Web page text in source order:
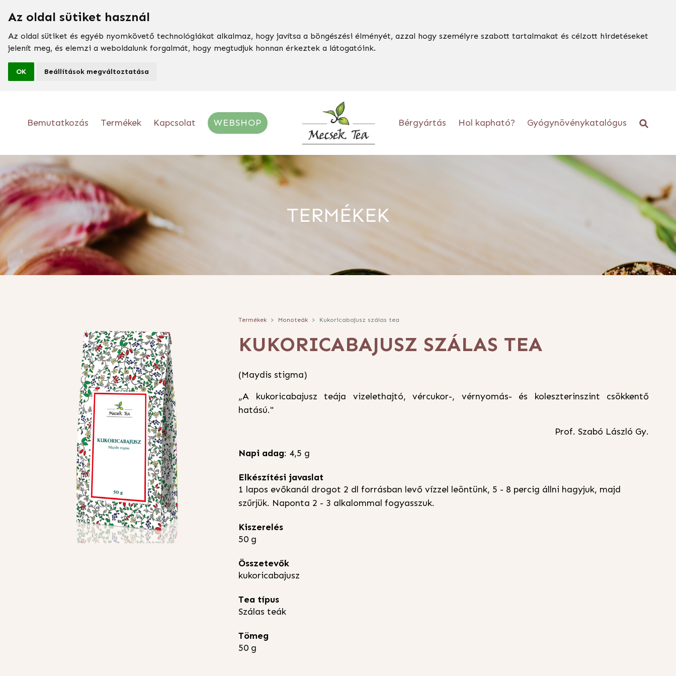
Az oldal sütiket használ
Az oldal sütiket és egyéb nyomkövető technológiákat alkalmaz, hogy javítsa a böngészési élményét, azzal hogy személyre szabott tartalmakat és célzott hirdetéseket
jelenít meg, és elemzi a weboldalunk forgalmát, hogy megtudjuk honnan érkeztek a látogatóink.
OK Beállítások megváltoztatása
Bemutatkozás Termékek Kapcsolat WEBSHOP Bérgyártás Hol kapható? Gyógynövénykatalógus
TERMÉKEK
Termékek Monoteák Kukoricabajusz szálas tea
KUKORICABAJUSZ SZÁLAS TEA
(Maydis stigma)
„A kukoricabajusz teája vizelethajtó, vércukor-, vérnyomás- és koleszterinszint csökkentő
hatású."
Prof. Szabó László Gy.
Napi adag: 4,5 g
Elkészítési javaslat
1 lapos evőkanál drogot 2 dl forrásban levő vízzel leöntünk, 5 - 8 percig állni hagyjuk, majd
szűrjük. Naponta 2 - 3 alkalommal fogyasszuk.
Kiszerelés
50 g
Összetevők
kukoricabajusz
Tea típus
Szálas teák
Tömeg
50 g